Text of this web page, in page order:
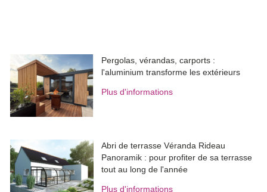
Pergolas, vérandas, carports :
l'aluminium transforme les extérieurs
Plus d'informations
Abri de terrasse Véranda Rideau
Panoramik : pour profiter de sa terrasse
tout au long de l'année
Plus d'informations